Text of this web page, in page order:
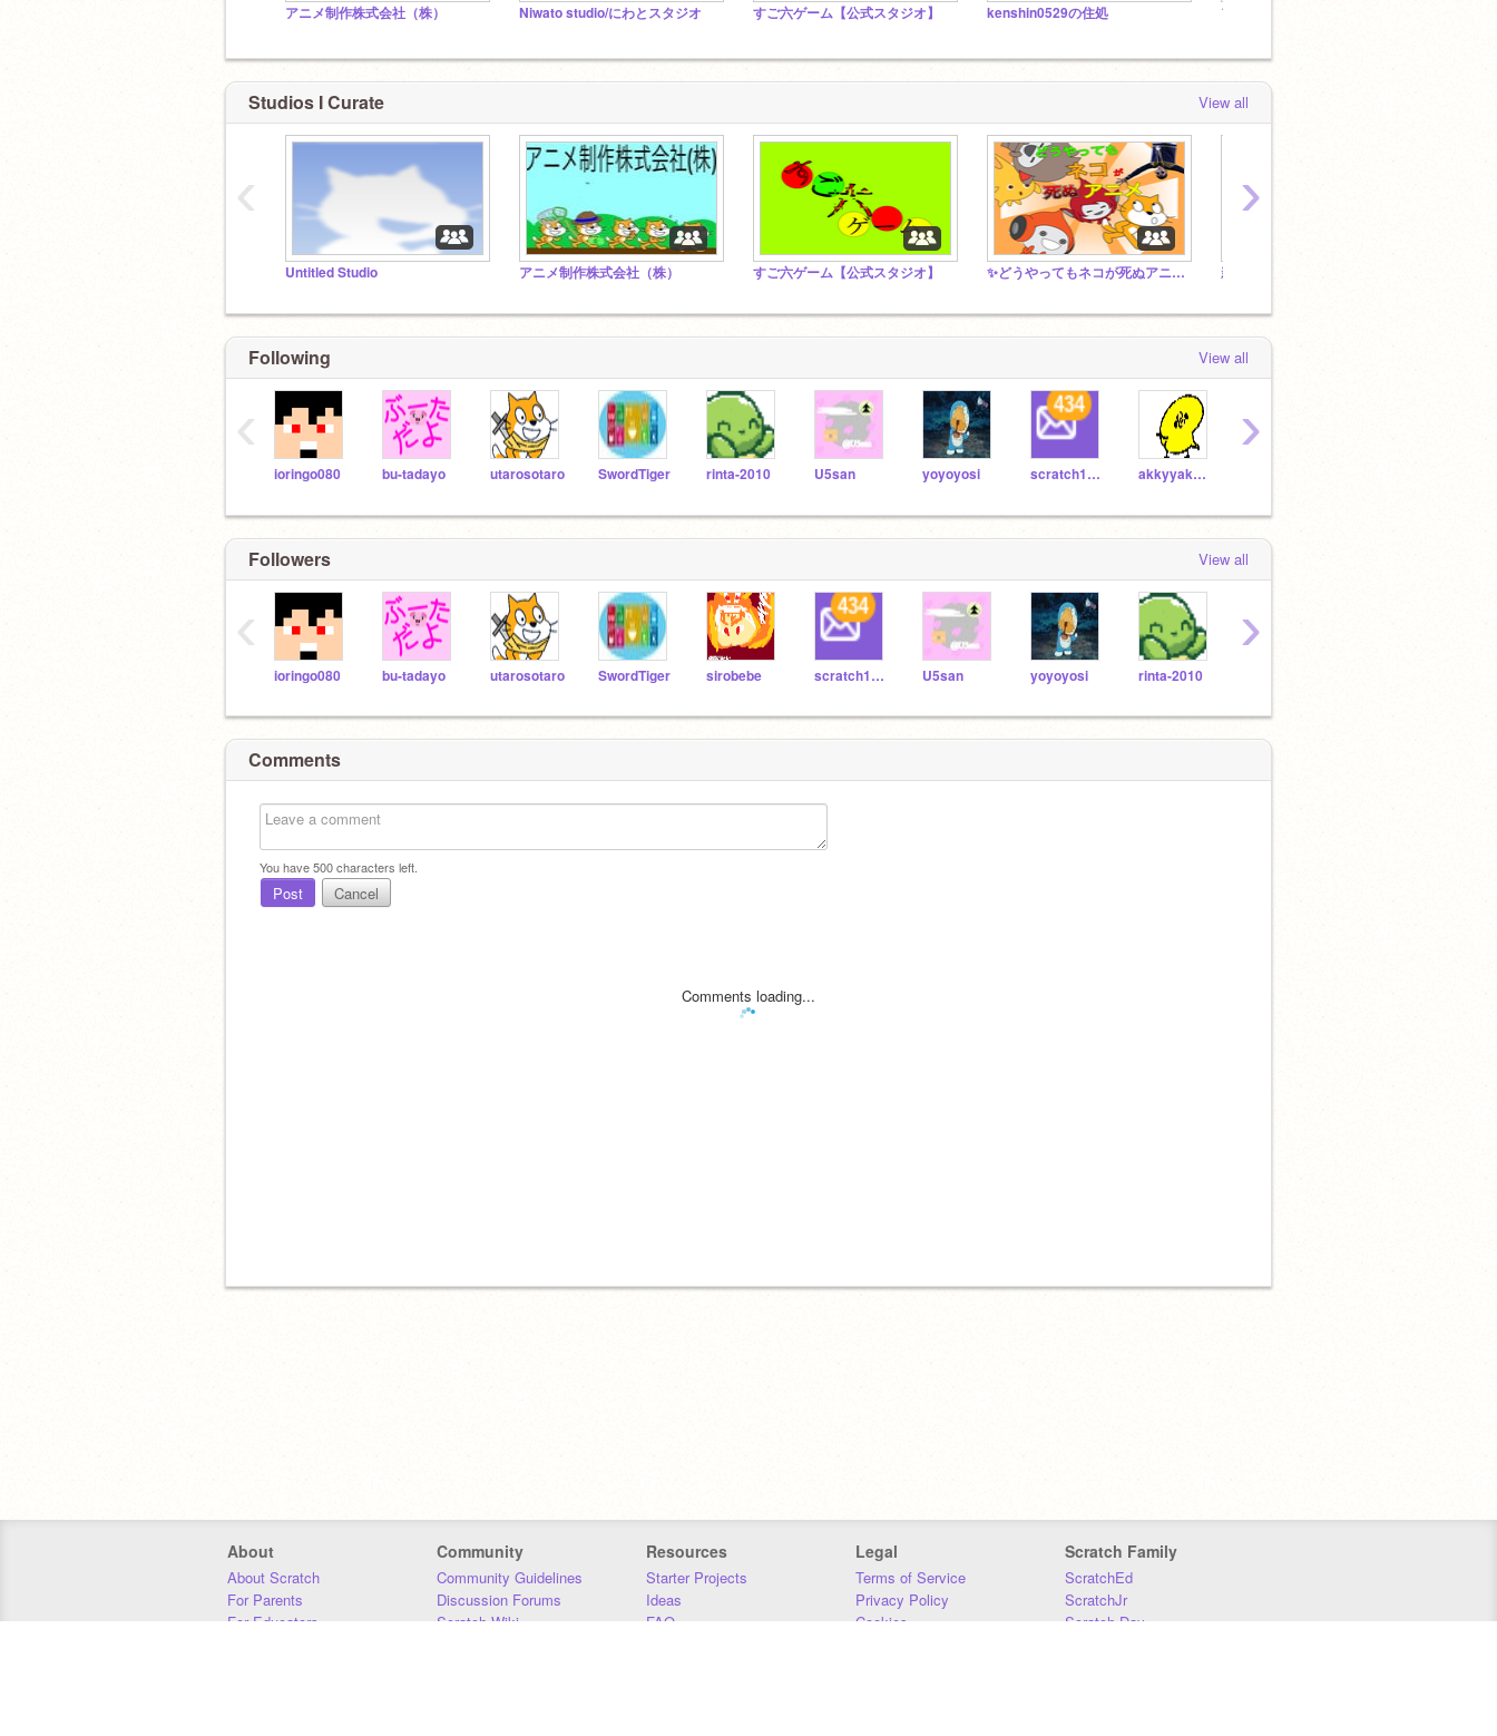
アニメ制作株式会社（株） Niwato studio/にわとスタジオ すご六ゲーム【公式スタジオ】 kenshin0529の住処
Studios I Curate View all
Untitled Studio アニメ制作株式会社（株） すご六ゲーム【公式スタジオ】 ✨どうやってもネコが死ぬアニメ集✨ 新年の豆知識！
‹ ›
Following View all
ioringo080 bu-tadayo utarosotaro SwordTiger rinta-2010 U5san yoyoyosi scratch11221025 akkyyakkyy
‹ ›
Followers View all
ioringo080 bu-tadayo utarosotaro SwordTiger sirobebe scratch11221025 U5san yoyoyosi rinta-2010
‹ ›
Comments
You have500characters left.
Post Cancel
Comments loading...
About
About Scratch
For Parents
For Educators
Community
Community Guidelines
Discussion Forums
Scratch Wiki
Resources
Starter Projects
Ideas
FAQ
Legal
Terms of Service
Privacy Policy
Cookies
Scratch Family
ScratchEd
ScratchJr
Scratch Day